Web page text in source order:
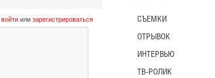
Вурдалаки
Трейлер
Защитники
войтиили зарегистрироваться СЪЕМКИ
ОТРЫВОК
ИНТЕРВЬЮ
ТВ-РОЛИК